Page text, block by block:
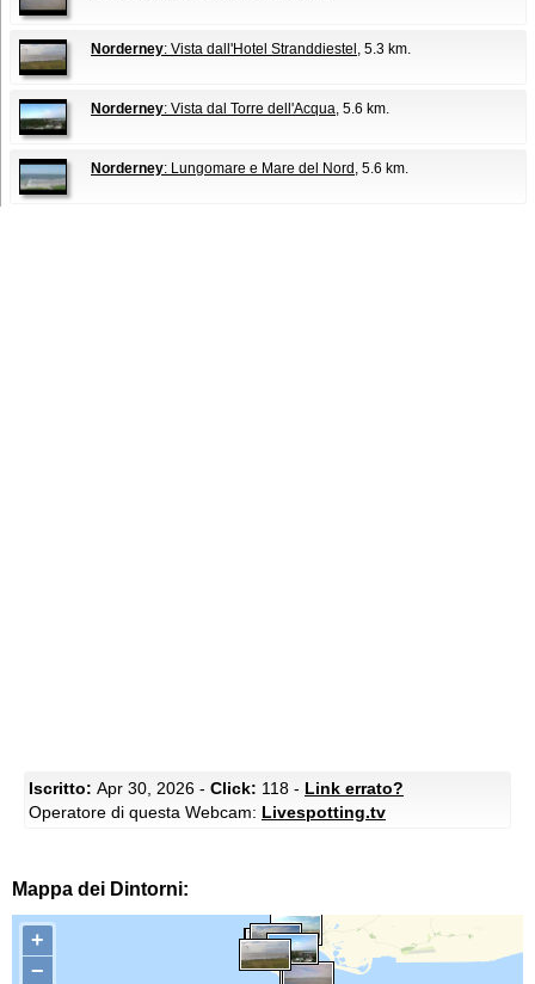
Norderney: Vista dall'Hotel Stranddiestel , 5.3 km.
Norderney: Vista dal Torre dell'Acqua, 5.6 km.
Norderney: Lungomare e Mare del Nord , 5.6 km.
Iscritto: Apr 30, 2026 - Click: 118 - Link errato?
Operatore di questa Webcam: Livespotting.tv
Mappa dei Dintorni:
+
−